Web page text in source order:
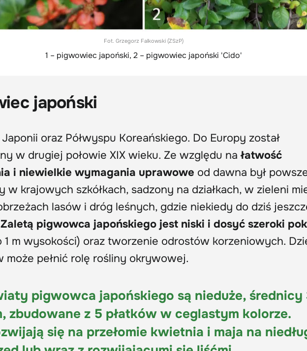
Fot. Grzegorz Falkowski (ZSzP)
1 – pigwowiec japoński, 2 – pigwowiec japoński 'Cido'
japoński
oraz Półwyspu Koreańskiego. Do Europy został
w drugiej połowie XIX wieku. Ze względu nałatwość
i niewielkie wymagania uprawowe od dawna był
w krajowych szkółkach, sadzony na działkach, w zieleni
lasów i dróg leśnych, gdzie niekiedy do dziś
Zaletą pigwowca japońskiego jest niski i dosyć szeroki
1 m wysokości) oraz tworzenie odrostów korzeniowych.
może pełnić rolę rośliny okrywowej.
pigwowca japońskiego są nieduże,
zbudowane z 5 płatków w ceglastym kolorze.
się na przełomie kwietnia i maja na